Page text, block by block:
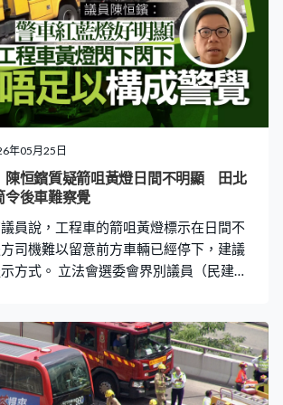
年05月25日
陳恒鑌質疑箭咀黃燈日間不明顯 田北
令後車難察覺
議員說，工程車的箭咀黃燈標示在日間不
司機難以留意前方車輛已經停下，建議
方式。 立法會選委會界別議員（民建
很明顯的紅藍燈，但工程車很多時都是
足以構成警覺？希望當局與專家研究，
以加入在路面維修車上，令存在感更
召集人田北辰指，涉事工程車附近未有擺